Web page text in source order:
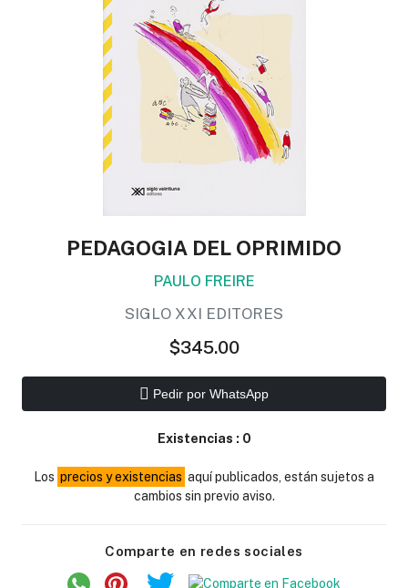
PEDAGOGIA DEL OPRIMIDO
PAULO FREIRE
SIGLO XXI EDITORES
$345.00
Pedir por WhatsApp
Existencias : 0
Los precios y existencias aquí publicados, están sujetos a
cambios sin previo aviso.
Comparte en redes sociales